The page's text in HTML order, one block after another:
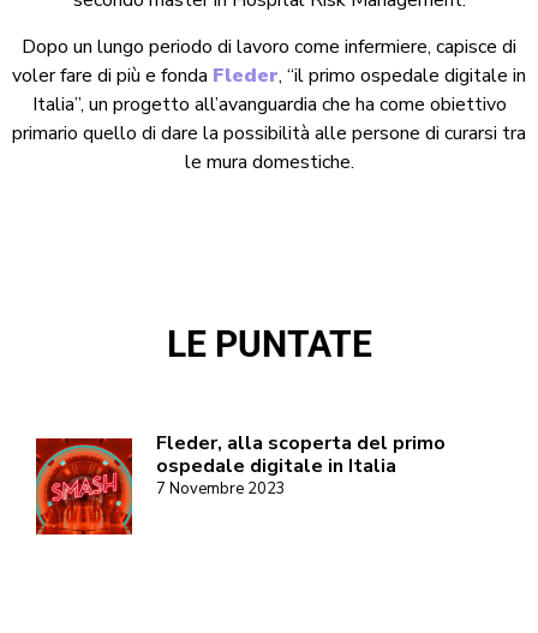
Dopo un lungo periodo di lavoro come infermiere, capisce di
voler fare di più e fonda Fleder, “il primo ospedale digitale in
Italia”, un progetto all’avanguardia che ha come obiettivo
primario quello di dare la possibilità alle persone di curarsi tra
le mura domestiche.
LE PUNTATE
Fleder, alla scoperta del primo
ospedale digitale in Italia
7 Novembre 2023